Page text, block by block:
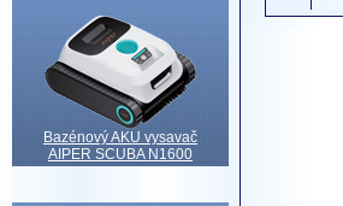
Bazénový AKU vysavač
AIPER SCUBA N1600